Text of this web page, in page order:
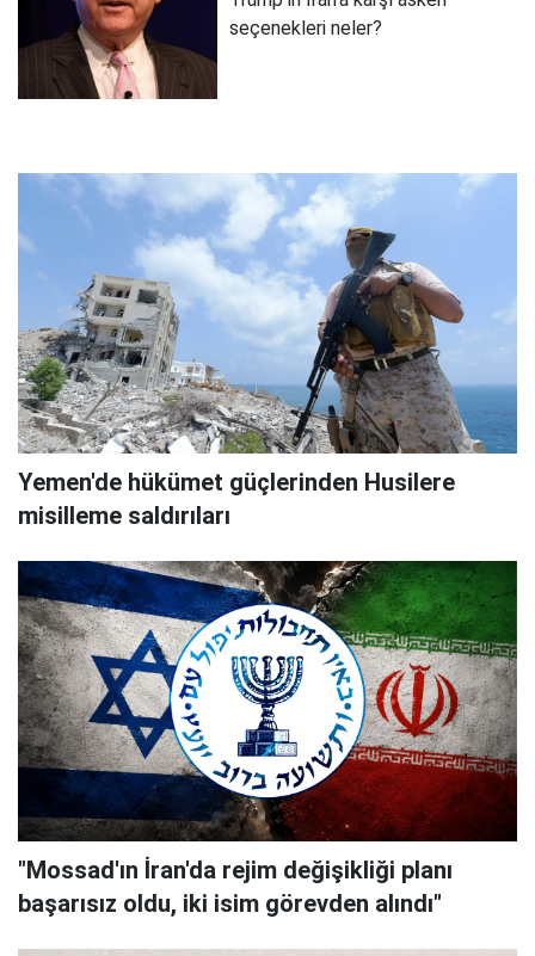
seçenekleri neler?
Yemen'de hükümet güçlerinden Husilere
misilleme saldırıları
"Mossad'ın İran'da rejim değişikliği planı
başarısız oldu, iki isim görevden alındı"